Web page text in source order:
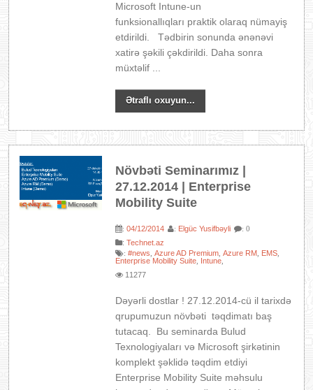
Microsoft Intune-un
funksionallıqları praktik olaraq nümayiş
etdirildi. Tədbirin sonunda ənənəvi
xatirə şəkili çəkdirildi. Daha sonra
müxtəlif ...
Ətraflı oxuyun...
Növbəti Seminarımız |
27.12.2014 | Enterprise
Mobility Suite
:04/12/2014 : Elgüc Yusifbəyli : 0
:Technet.az
:#news ,Azure AD Premium ,Azure RM EMS
Enterprise Mobility Suite Intune
11277
Dəyərli dostlar ! 27.12.2014-cü il tarixdə
qrupumuzun növbəti təqdimatı baş
tutacaq. Bu seminarda Bulud
Texnologiyaları və Microsoft şirkətinin
komplekt şəklidə təqdim etdiyi
Enterprise Mobility Suite məhsulu